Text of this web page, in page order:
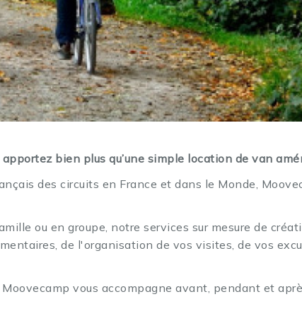
à chacune de vos envies, que
routes de France et d’Europe,
et de découvertes.
bien plus qu’une simple location de van
des circuits en France et dans le Monde,
ou en groupe, notre services sur mesure de
de l'organisation de vos visites, de vos
vous accompagne avant, pendant et